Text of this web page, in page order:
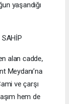
yaşandığı
SAHİP
alan cadde,
Meydanı’na
ve çarşı
hem de